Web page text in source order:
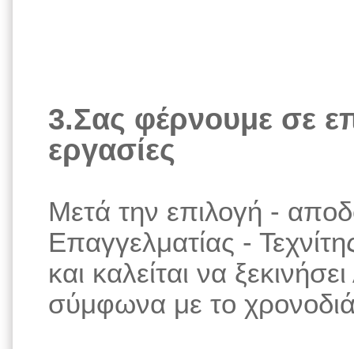
3.Σας φέρνουμε σε
εργασίες
Μετά την επιλογή -
Επαγγελματίας -
και καλείται να
σύμφωνα με το